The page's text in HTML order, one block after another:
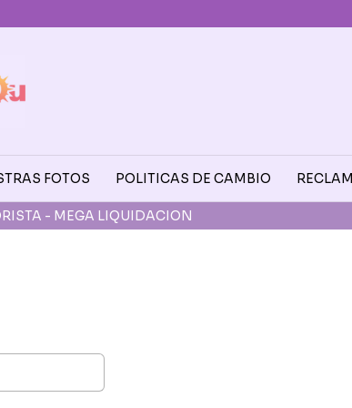
- MEGA LIQUIDACION
FOTOS POLITICAS DE CAMBIO